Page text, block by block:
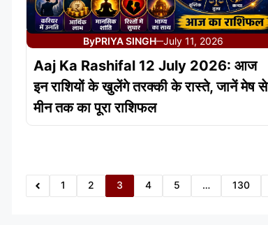
ByPRIYA SINGH—July 11, 2026
Aaj Ka Rashifal 12 July 2026: आज
इन राशियों के खुलेंगे तरक्की के रास्ते, जानें मेष से
मीन तक का पूरा राशिफल
1 2 3 4 5 … 130